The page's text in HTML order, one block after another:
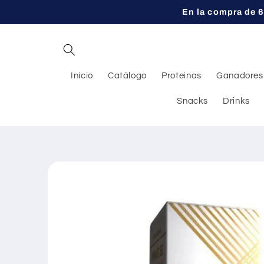
al contenido
En la compra de
Inicio Catálogo Proteinas Ganadores
Snacks Drinks